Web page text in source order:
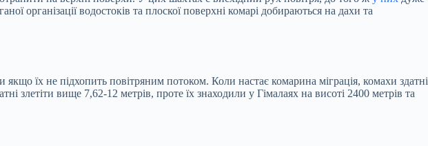
водостоків та плоскої поверхні комарі добираються на дахи та
якщо їх не підхопить повітряним потоком. Коли настає комарина міграція, комахи здатні
злетіти вище 7,62-12 метрів, проте їх знаходили у Гімалаях на висоті 2400 метрів та